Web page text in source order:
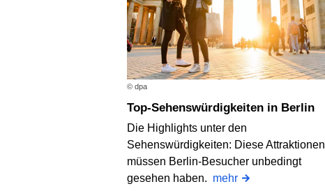
© dpa
Top-Sehenswürdigkeiten in Berlin
Die Highlights unter den
Sehenswürdigkeiten: Diese Attraktionen
müssen Berlin-Besucher unbedingt
gesehen haben. mehr